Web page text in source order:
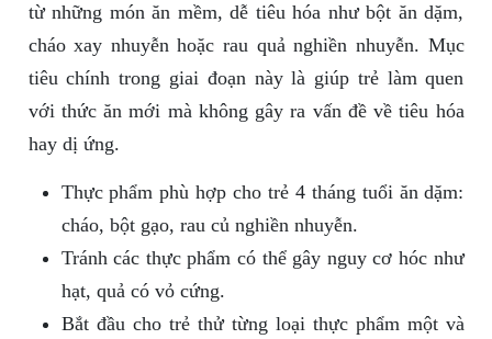
từ những món ăn mềm, dễ tiêu hóa như bột ăn dặm,
cháo xay nhuyễn hoặc rau quả nghiền nhuyễn. Mục
tiêu chính trong giai đoạn này là giúp trẻ làm quen
với thức ăn mới mà không gây ra vấn đề về tiêu hóa
hay dị ứng.
Thực phẩm phù hợp cho trẻ 4 tháng tuổi ăn dặm:
cháo, bột gạo, rau củ nghiền nhuyễn.
Tránh các thực phẩm có thể gây nguy cơ hóc như
hạt, quả có vỏ cứng.
Bắt đầu cho trẻ thử từng loại thực phẩm một và